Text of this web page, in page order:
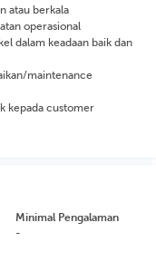
atau berkala
operasional
dalam keadaan baik dan
maintenance
kepada customer
Minimal Pengalaman
-